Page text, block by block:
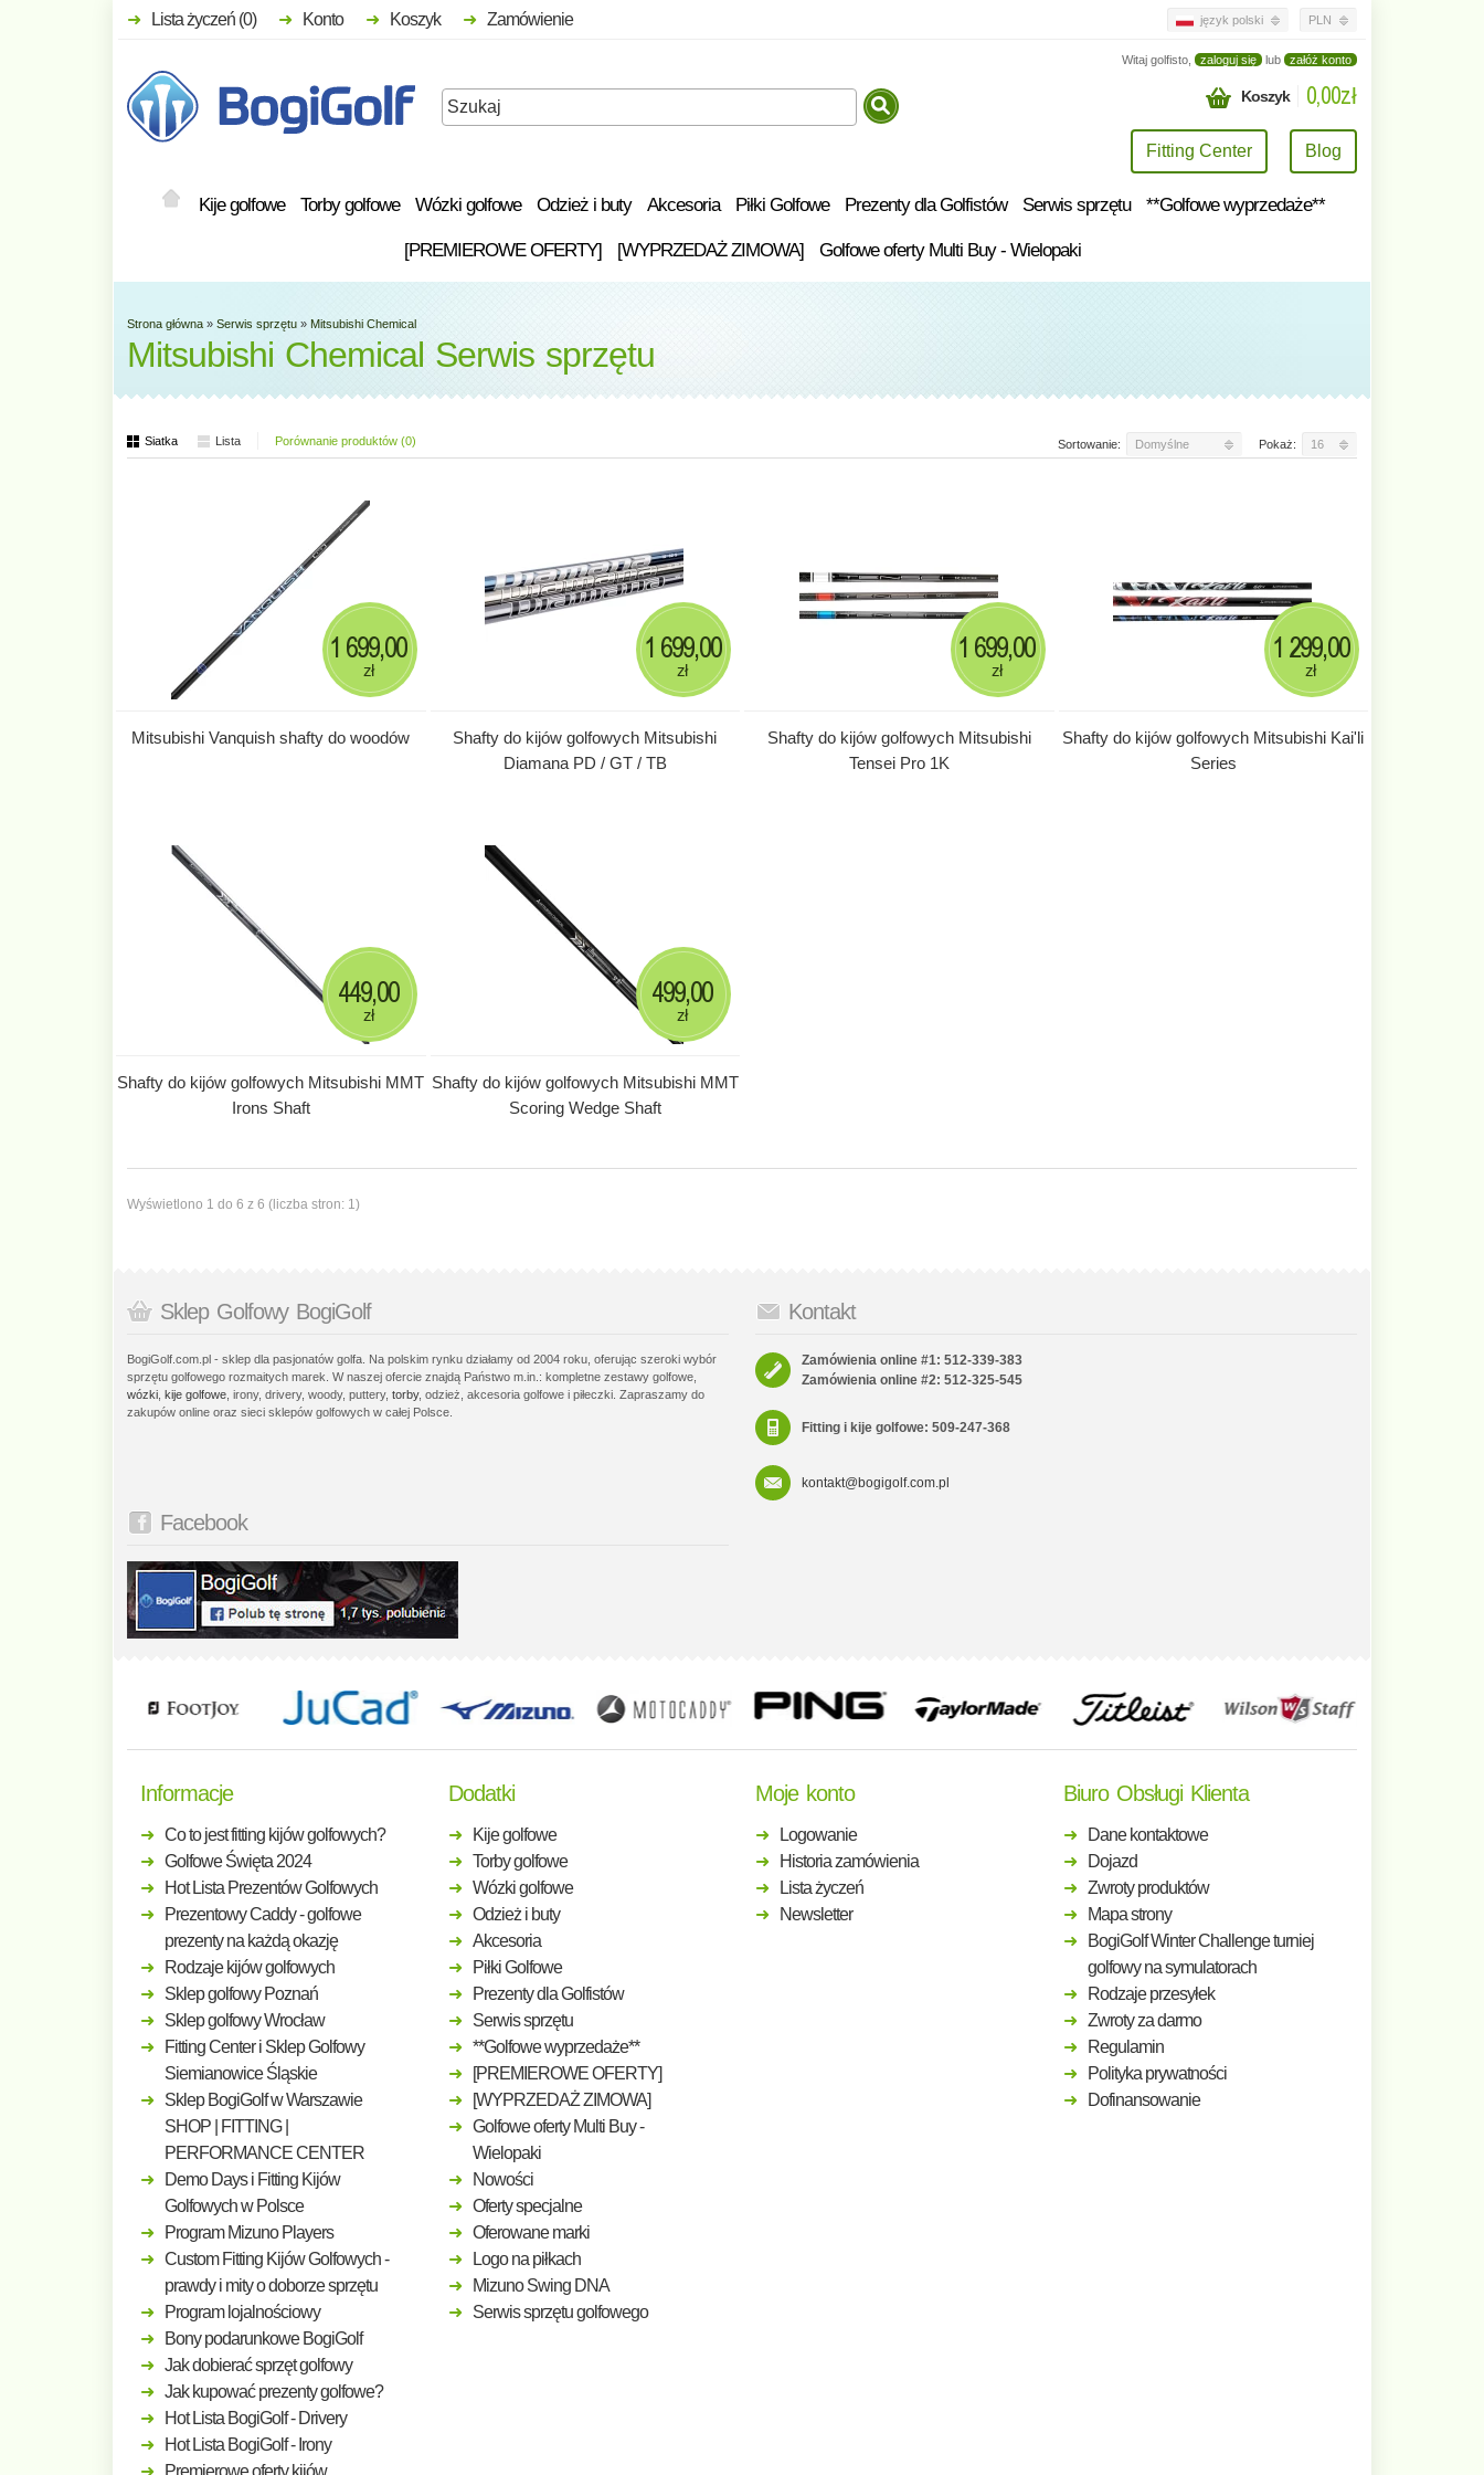
Witaj golfisto, zaloguj się lub załóż konto
Koszyk 0,00zł
Fitting Center Blog
Kije golfowe Torby golfowe Wózki golfowe Odzież i buty Akcesoria Piłki Golfowe Prezenty dla Golfistów Serwis sprzętu **Golfowe wyprzedaże**
[PREMIEROWE OFERTY] [WYPRZEDAŻ ZIMOWA] Golfowe oferty Multi Buy - Wielopaki
Lista życzeń (0) Konto Koszyk Zamówienie język polski PLN
Strona główna » Serwis sprzętu » Mitsubishi Chemical
Mitsubishi Chemical Serwis sprzętu
Sortowanie: Domyślne Pokaż: 16
Siatka Lista Porównanie produktów (0)
Mitsubishi Vanquish shafty do woodów
1 699,00
zł
Shafty do kijów golfowych Mitsubishi
Diamana PD / GT / TB
1 699,00
zł
Shafty do kijów golfowych Mitsubishi
Tensei Pro 1K
1 699,00
zł
Shafty do kijów golfowych Mitsubishi Kai'li
Series
1 299,00
zł
Shafty do kijów golfowych Mitsubishi MMT
Irons Shaft
449,00
zł
Shafty do kijów golfowych Mitsubishi MMT
Scoring Wedge Shaft
499,00
zł
Wyświetlono 1 do 6 z 6 (liczba stron: 1)
Sklep Golfowy BogiGolf
BogiGolf.com.pl - sklep dla pasjonatów golfa. Na polskim rynku działamy od 2004 roku, oferując szeroki wybór
sprzętu golfowego rozmaitych marek. W naszej ofercie znajdą Państwo m.in.: kompletne zestawy golfowe,
wózki kije golfowe , irony, drivery, woody, puttery, torby, odzież, akcesoria golfowe i piłeczki. Zapraszamy do
zakupów online oraz sieci sklepów golfowych w całej Polsce.
Kontakt
Zamówienia online #1: 512-339-383
Zamówienia online #2: 512-325-545
Fitting i kije golfowe: 509-247-368
kontakt@bogigolf.com.pl
Facebook
Informacje
Co to jest fitting kijów golfowych?
Golfowe Święta 2024
Hot Lista Prezentów Golfowych
Prezentowy Caddy - golfowe
prezenty na każdą okazję
Rodzaje kijów golfowych
Sklep golfowy Poznań
Sklep golfowy Wrocław
Fitting Center i Sklep Golfowy
Siemianowice Śląskie
Sklep BogiGolf w Warszawie
SHOP | FITTING |
PERFORMANCE CENTER
Demo Days i Fitting Kijów
Golfowych w Polsce
Program Mizuno Players
Custom Fitting Kijów Golfowych -
prawdy i mity o doborze sprzętu
Program lojalnościowy
Bony podarunkowe BogiGolf
Jak dobierać sprzęt golfowy
Jak kupować prezenty golfowe?
Hot Lista BogiGolf - Drivery
Hot Lista BogiGolf - Irony
Premierowe oferty kijów
Dodatki
Kije golfowe
Torby golfowe
Wózki golfowe
Odzież i buty
Akcesoria
Piłki Golfowe
Prezenty dla Golfistów
Serwis sprzętu
**Golfowe wyprzedaże**
[PREMIEROWE OFERTY]
[WYPRZEDAŻ ZIMOWA]
Golfowe oferty Multi Buy -
Wielopaki
Nowości
Oferty specjalne
Oferowane marki
Logo na piłkach
Mizuno Swing DNA
Serwis sprzętu golfowego
Moje konto
Logowanie
Historia zamówienia
Lista życzeń
Newsletter
Biuro Obsługi Klienta
Dane kontaktowe
Dojazd
Zwroty produktów
Mapa strony
BogiGolf Winter Challenge turniej
golfowy na symulatorach
Rodzaje przesyłek
Zwroty za darmo
Regulamin
Polityka prywatności
Dofinansowanie